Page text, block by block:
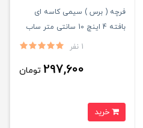
فرچه ( برس ) سیمی کاسه ای
بافته 4 اینچ 10 سانتی متر ساب
ایران ( کربلایی )
1 نفر
297,600 تومان